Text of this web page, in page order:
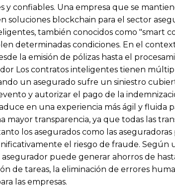
y confiables. Una empresa que se
soluciones blockchain para el sector
también conocidos como "smart
determinadas condiciones. En el
la emisión de pólizas hasta el
Los contratos inteligentes tienen
un asegurado sufre un siniestro
y autorizar el pago de la
en una experiencia más ágil y fluida
transparencia, ya que todas las
los asegurados como las
el riesgo de fraude. Según
puede generar ahorros de
de tareas, la eliminación de errores
las empresas.